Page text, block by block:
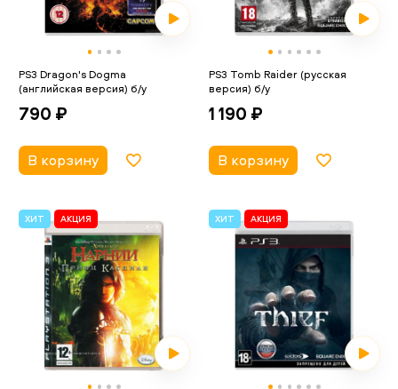
PS3 Dragon's Dogma
(английская версия) б/у
790 ₽
В корзину
PS3 Tomb Raider (русская
версия) б/у
1 190 ₽
В корзину
ХИТ АКЦИЯ ХИТ АКЦИЯ